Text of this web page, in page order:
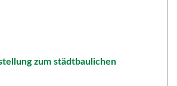
zum städtbaulichen